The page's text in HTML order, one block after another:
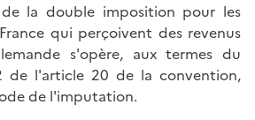
de la double imposition pour les
qui perçoivent des revenus
s'opère, aux termes du
de l'article 20 de la convention,
de l'imputation.